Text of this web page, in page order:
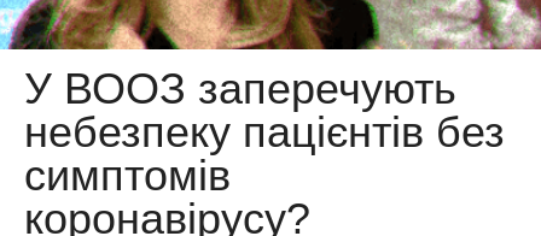
У ВООЗ заперечують
небезпеку пацієнтів без
симптомів
коронавірусу?